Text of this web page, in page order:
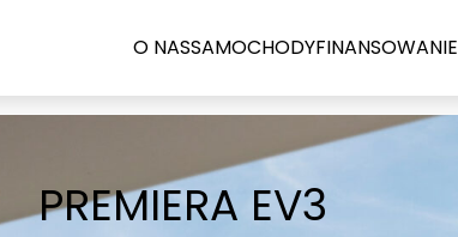
O NASSAMOCHODYFINANSOWANIE
PREMIERA EV3
NOWE PICANTO
NOWA KIA SORENTO